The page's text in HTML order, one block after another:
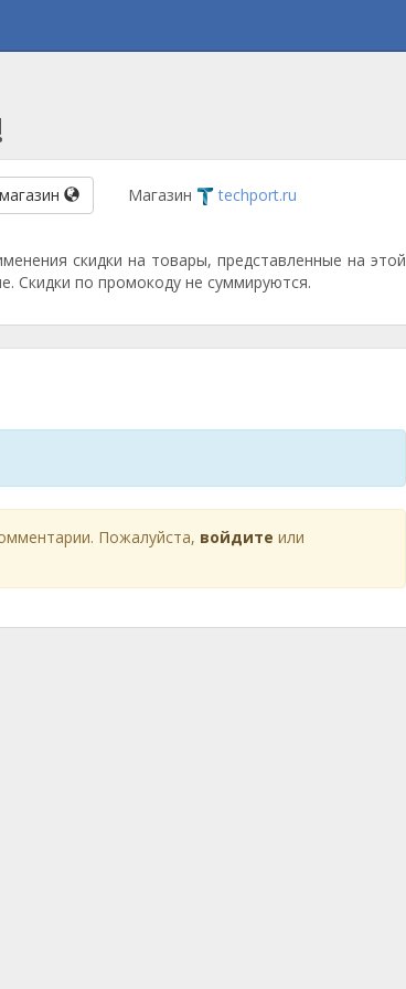
Магазин techport.ru
скидки на товары, представленные на этой
Скидки по промокоду не суммируются.
Пожалуйста, войдите или